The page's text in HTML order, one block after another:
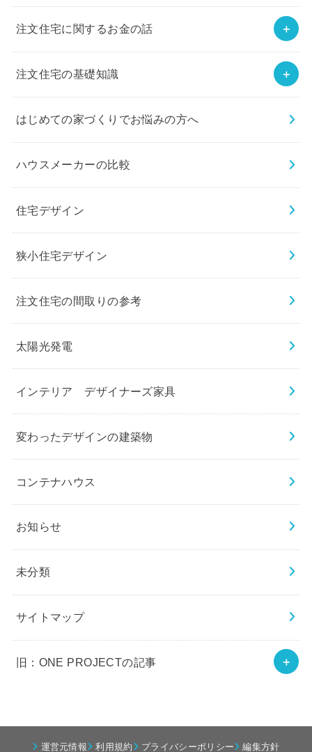
注文住宅に関するお金の話
注文住宅の基礎知識
はじめての家づくりでお悩みの方へ
ハウスメーカーの比較
住宅デザイン
狭小住宅デザイン
注文住宅の間取りの参考
太陽光発電
インテリア デザイナーズ家具
変わったデザインの建築物
コンテナハウス
お知らせ
未分類
サイトマップ
旧：ONE PROJECTの記事
運営元情報 利用規約 プライバシーポリシー 編集方針